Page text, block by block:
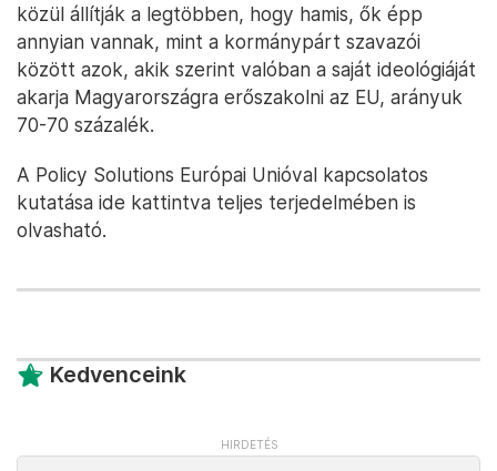
közül állítják a legtöbben, hogy hamis, ők épp
annyian vannak, mint a kormánypárt szavazói
között azok, akik szerint valóban a saját ideológiáját
akarja Magyarországra erőszakolni az EU, arányuk
70-70 százalék.
A Policy Solutions Európai Unióval kapcsolatos
kutatása ide kattintva teljes terjedelmében is
olvasható.
Kedvenceink